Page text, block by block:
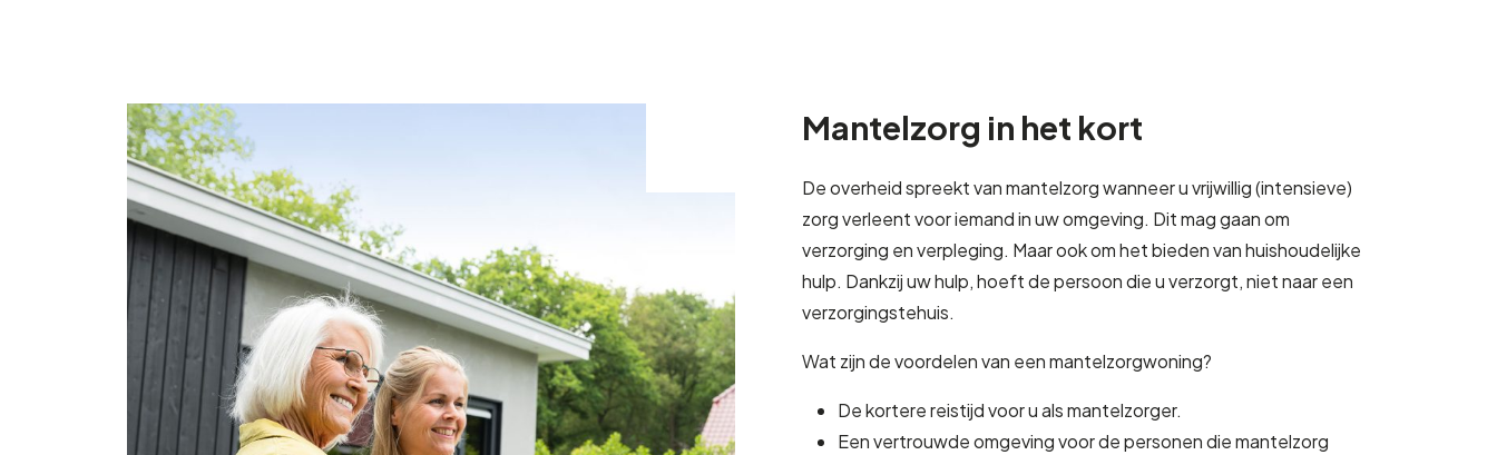
Mantelzorg in het kort
De overheid spreekt van mantelzorg wanneer u vrijwillig (intensieve)
zorg verleent voor iemand in uw omgeving. Dit mag gaan om
verzorging en verpleging. Maar ook om het bieden van huishoudelijke
hulp. Dankzij uw hulp, hoeft de persoon die u verzorgt, niet naar een
verzorgingstehuis.
Wat zijn de voordelen van een mantelzorgwoning?
De kortere reistijd voor u als mantelzorger.
Een vertrouwde omgeving voor de personen die mantelzorg